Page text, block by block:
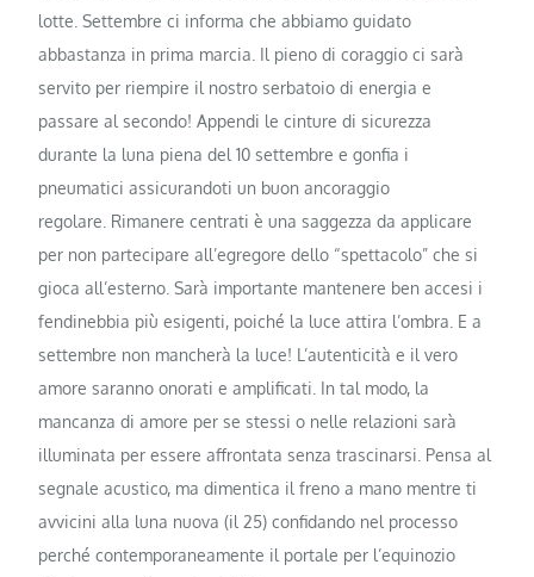
lotte. Settembre ci informa che abbiamo guidato
abbastanza in prima marcia. Il pieno di coraggio ci sarà
servito per riempire il nostro serbatoio di energia e
passare al secondo! Appendi le cinture di sicurezza
durante la luna piena del 10 settembre e gonfia i
pneumatici assicurandoti un buon ancoraggio
regolare. Rimanere centrati è una saggezza da applicare
per non partecipare all’egregore dello “spettacolo” che si
gioca all’esterno. Sarà importante mantenere ben accesi i
fendinebbia più esigenti, poiché la luce attira l’ombra. E a
settembre non mancherà la luce! L’autenticità e il vero
amore saranno onorati e amplificati. In tal modo, la
mancanza di amore per se stessi o nelle relazioni sarà
illuminata per essere affrontata senza trascinarsi. Pensa al
segnale acustico, ma dimentica il freno a mano mentre ti
avvicini alla luna nuova (il 25) confidando nel processo
perché contemporaneamente il portale per l’equinozio